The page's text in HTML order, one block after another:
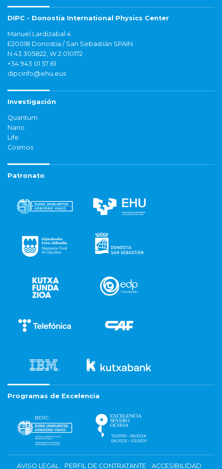
DIPC - Donostia International Physics Center
Manuel Lardizabal 4
E20018 Donostia / San Sebastián SPAIN
N 43.305822, W 2.010172
+34 943 01 57 61
dipcinfo@ehu.eus
Investigación
Quantum
Nano
Life
Cosmos
Patronato
Programas de Excelencia
AVISO LEGAL PERFIL DE CONTRATANTE ACCESIBILIDAD